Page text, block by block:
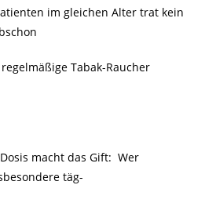
im gleichen Alter trat kein
Tabak-Raucher
macht das Gift: Wer
täg-